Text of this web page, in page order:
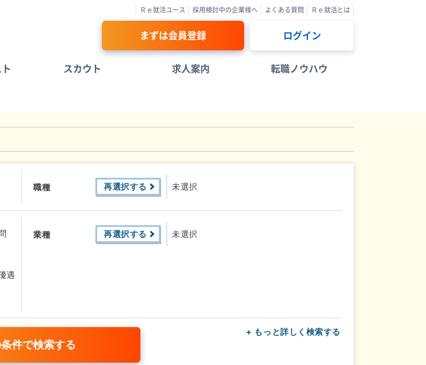
Ｒｅ就活ユース 採用検討中の企業様へ よくある質問 Ｒｅ就活とは
まずは会員登録 ログイン
スカウト 求人案内 転職ノウハウ
職種 再選択する 未選択
遇
業種 再選択する 未選択
+ もっと詳しく検索する